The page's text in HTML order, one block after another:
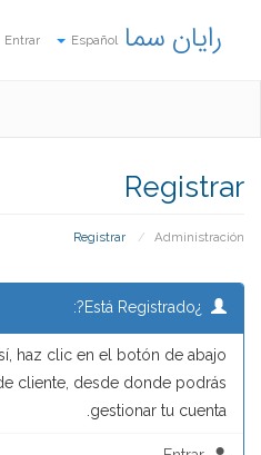
Español
Entrar رایان سما
Registrar
Administración
¿Está Registrado?:
haz clic en el botón de abajo
cliente, desde donde podrás
gestionar tu cuenta.